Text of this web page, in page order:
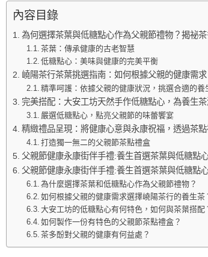
內容目錄
為何選擇茶葉與低糖點心作為父親節禮物？揭祕
茶葉：傳承健康的古老智慧
低糖點心：美味與健康的完美平衡
嶢陽茶行茶葉挑選指南：如何根據父親的健康需
精準呵護：依據父親的健康狀況，挑選合適的養
完美搭配：大安工坊天然手作低糖點心，為養生
嚴選低糖點心，點亮父親節的味蕾饗宴
精緻禮品呈現：將健康心意與永康祝福，透過茶
打造獨一無二的父親節茶點禮盒
父親節健康永康街伴手禮:養生首選茶葉與低糖點
父親節健康永康街伴手禮:養生首選茶葉與低糖點
為什麼選擇茶葉和低糖點心作為父親節禮物？
如何根據父親的健康需求選擇嶢陽茶行的養生茶
大安工坊的低糖點心有何特色，如何與茶葉搭配
如何製作一份有特色的父親節茶點禮盒？
茶多酚對父親的健康有何益處？